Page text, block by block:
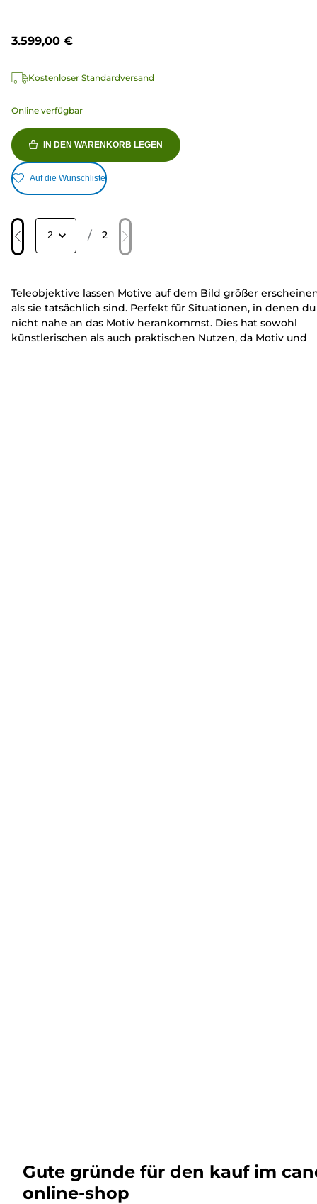
3.599,00 €
Kostenloser Standardversand
Online verfügbar
IN DEN WARENKORB LEGEN
Auf die Wunschliste
/ 2
Teleobjektive lassen Motive auf dem Bild größer
als sie tatsächlich sind. Perfekt für Situationen, in denen du
nicht nahe an das Motiv herankommst. Dies hat sowohl
künstlerischen als auch praktischen Nutzen, da Motiv und
Gute gründe für den kauf im
online-shop